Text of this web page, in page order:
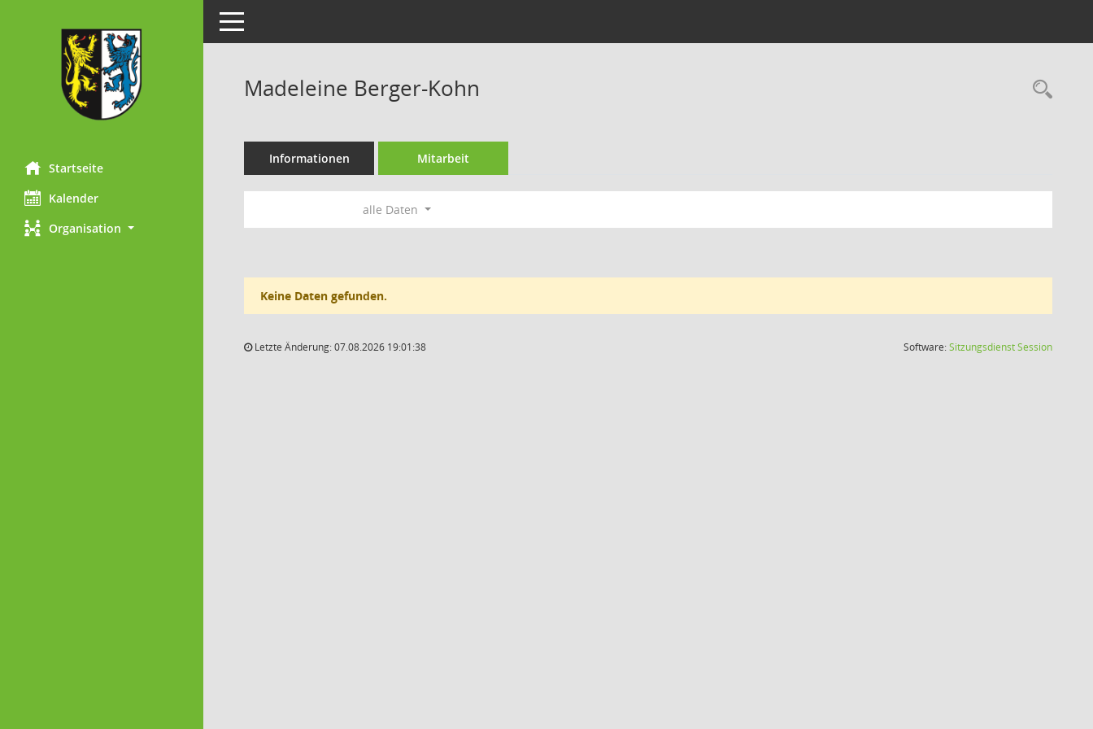
Startseite
Kalender
Organisation
Toggle navigation
Madeleine Berger-Kohn
Informationen Mitarbeit
alle Daten
Keine Daten gefunden.
Letzte Änderung: 07.08.2026 19:01:38 Software:SitzungsdienstSession(Wird in